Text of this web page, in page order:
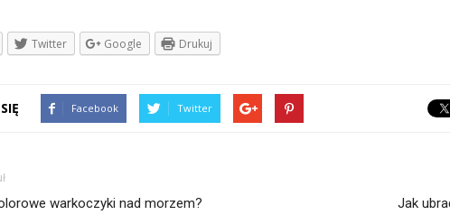
Twitter Google Drukuj
Facebook Twitter
warkoczyki nad morzem? Jak